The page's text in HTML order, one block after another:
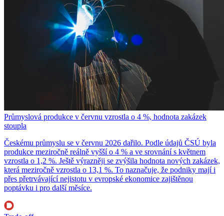
Průmyslová produkce v červnu vzrostla o 4 %, hodnota zakázek
stoupla
Českému průmyslu se v červnu 2026 dařilo. Podle údajů ČSÚ byla
produkce meziročně reálně vyšší o 4 % a ve srovnání s květnem
vzrostla o 1,2 %. Ještě výrazněji se zvýšila hodnota nových zakázek,
která meziročně vzrostla o 13,1 %. To naznačuje, že podniky mají i
přes přetrvávající nejistotu v evropské ekonomice zajištěnou
poptávku i pro další měsíce.